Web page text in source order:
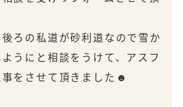
ろの私道が砂利道なので雪か
うにと相談をうけて、アスフ
事をさせて頂きました☻